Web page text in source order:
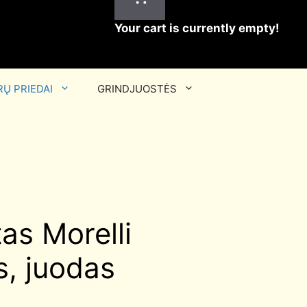
Your cart is currently empty!
PRIEDAI GRINDJUOSTĖS
Morelli
juodas